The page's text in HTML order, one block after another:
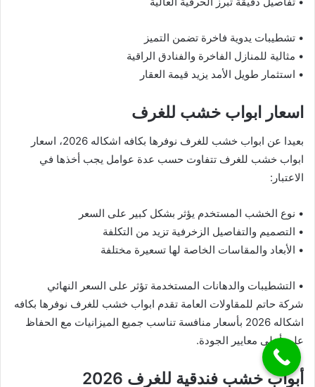
• تشطيبات يدوية فاخرة تضمن التميز
• مثالية للمنازل الفاخرة والفنادق الراقية
• استثمار طويل الأمد يزيد قيمة العقار
اسعار ابواب خشب للغرف
بعيدا عن ابواب خشب للغرف نوفرها بكافه اشكاله 2026، اسعار
ابواب خشب للغرف تتفاوت حسب عدة عوامل يجب أخذها في
الاعتبار:
• نوع الخشب المستخدم يؤثر بشكل كبير على السعر
• التصميم والتفاصيل الزخرفية تزيد من التكلفة
• الأبعاد والمقاسات الخاصة لها تسعيرة مختلفة
• التشطيبات والدهانات المستخدمة تؤثر على السعر النهائي
شركة حاتم للمقاولات العامة تقدم ابواب خشب للغرف نوفرها بكافه
اشكاله 2026 بأسعار منافسة تناسب جميع الميزانيات مع الحفاظ
على أعلى معايير الجودة.
أبواب خشب فندقية للغرف 2026